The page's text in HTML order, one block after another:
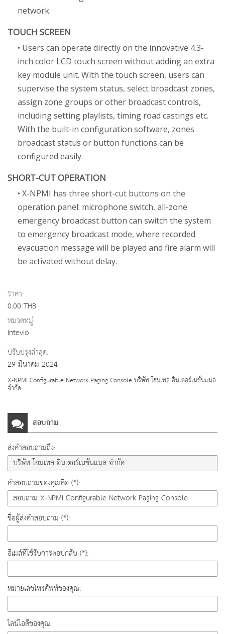
network.
TOUCH SCREEN
• Users can operate directly on the innovative 4.3-
inch color LCD touch screen without adding an extra
key module unit. With the touch screen, users can
supervise the system status, select broadcast zones,
assign zone groups or other broadcast controls,
including setting playlists, timing road castings etc.
With the built-in configuration software, zones
broadcast status or button functions can be
configured easily.
SHORT-CUT OPERATION
• X-NPMI has three short-cut buttons on the
operation panel: microphone switch, all-zone
emergency broadcast button can switch the system
to emergency broadcast mode, where recorded
evacuation message will be played and fire alarm will
be activated without delay.
ราคา:
0.00 THB
หมวดหมู่:
Intevio
ปรับปรุงล่าสุด:
29 มีนาคม 2024
X-NPMI Configurable Network Paging Console บริษัท โฮมเทล อินเตอร์เนชั่นแนล
จำกัด
สอบถาม
ส่งคำสอบถามถึง:
คำสอบถามของคุณคือ (*):
ชื่อผู้ส่งคำสอบถาม (*):
อีเมล์ที่ใช้รับการตอบกลับ (*):
หมายเลขโทรศัพท์ของคุณ:
ไลน์ไอดีของคุณ: